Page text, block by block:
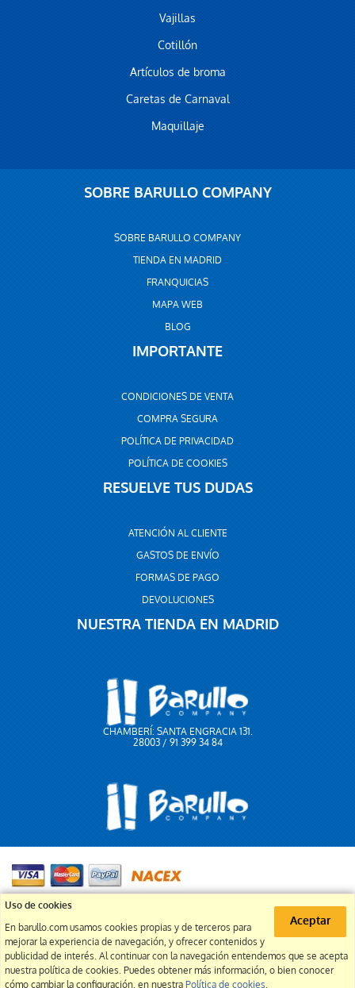
Vajillas
Cotillón
Artículos de broma
Caretas de Carnaval
Maquillaje
SOBRE BARULLO COMPANY
SOBRE BARULLO COMPANY
TIENDA EN MADRID
FRANQUICIAS
MAPA WEB
BLOG
IMPORTANTE
CONDICIONES DE VENTA
COMPRA SEGURA
POLÍTICA DE PRIVACIDAD
POLÍTICA DE COOKIES
RESUELVE TUS DUDAS
ATENCIÓN AL CLIENTE
GASTOS DE ENVÍO
FORMAS DE PAGO
DEVOLUCIONES
NUESTRA TIENDA EN MADRID
CHAMBERÍ: SANTA ENGRACIA 131.
28003 / 91 399 34 84
91 399 34 84
info@barullo.com
Aceptar
Uso de cookies
En barullo.com usamos cookies propias y de terceros para
mejorar la experiencia de navegación, y ofrecer contenidos y
publicidad de interés. Al continuar con la navegación entendemos que se acepta
nuestra política de cookies. Puedes obtener más información, o bien conocer
cómo cambiar la configuración, en nuestraPolítica de cookies.